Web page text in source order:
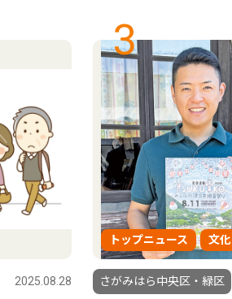
2025.08.28
3
トップニュース 文化
さがみはら中央区・緑区